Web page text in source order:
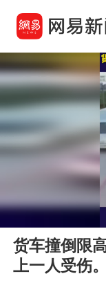
货车撞倒限
上一人受伤。